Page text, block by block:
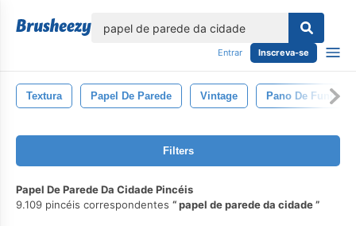
Entrar Inscreva-se
Textura Papel De Parede Vintage Pano De Fundo
Filters
Papel De Parede Da Cidade Pincéis
9.109 pincéis correspondentes
papel de parede da cidade